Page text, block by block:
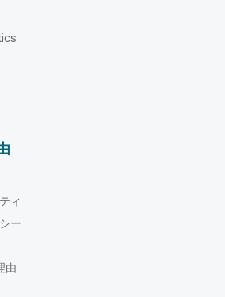
ィ
ー
由